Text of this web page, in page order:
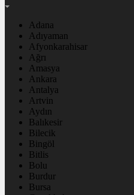
Adana
Adıyaman
Afyonkarahisar
Ağrı
Amasya
Ankara
Antalya
Artvin
Aydın
Balıkesir
Bilecik
Bingöl
Bitlis
Bolu
Burdur
Bursa